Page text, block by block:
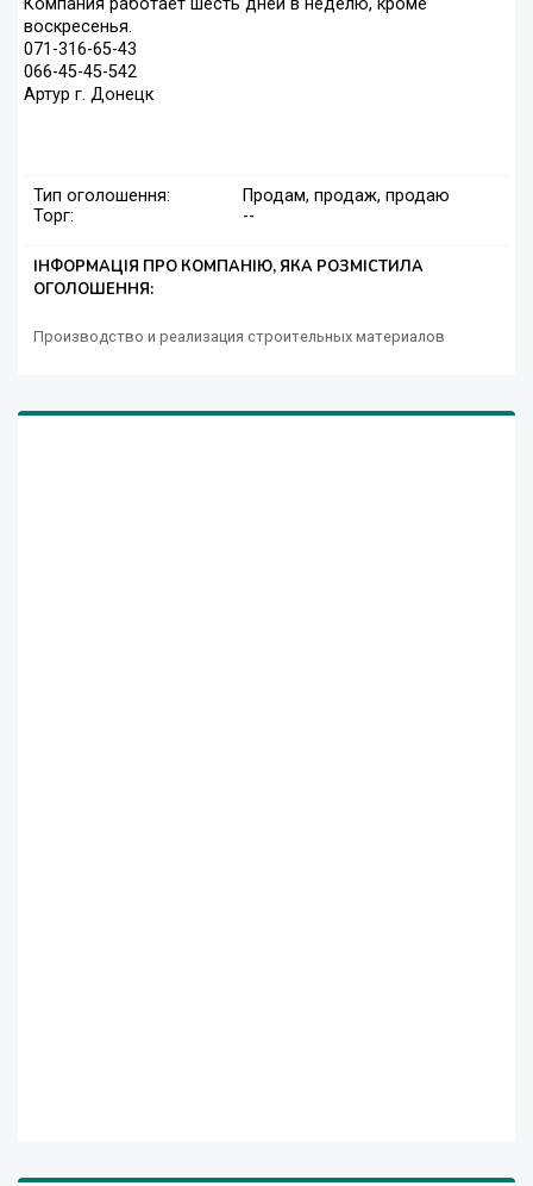
Компания работает шесть дней в неделю, кроме
воскресенья.
071-316-65-43
066-45-45-542
Артур г. Донецк
Тип оголошення:
Продам, продаж, продаю
Торг:
--
ІНФОРМАЦІЯ ПРО КОМПАНІЮ, ЯКА РОЗМІСТИЛА
ОГОЛОШЕННЯ:
Производство и реализация строительных материалов